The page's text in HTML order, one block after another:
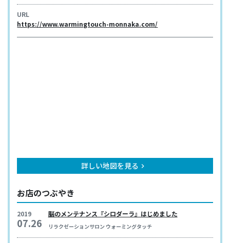
URL
https://www.warmingtouch-monnaka.com/
詳しい地図を見る keyboard_arrow_right
お店のつぶやき
2019
07.26
脳のメンテナンス『シロダーラ』はじめました
リラクゼーションサロン ウォーミングタッチ